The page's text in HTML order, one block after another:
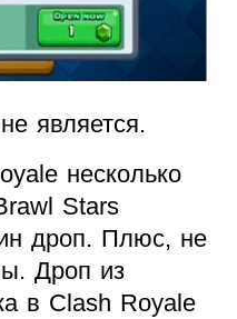
является.
несколько
Stars
дроп. Плюс, не
Дроп из
в Clash Royale